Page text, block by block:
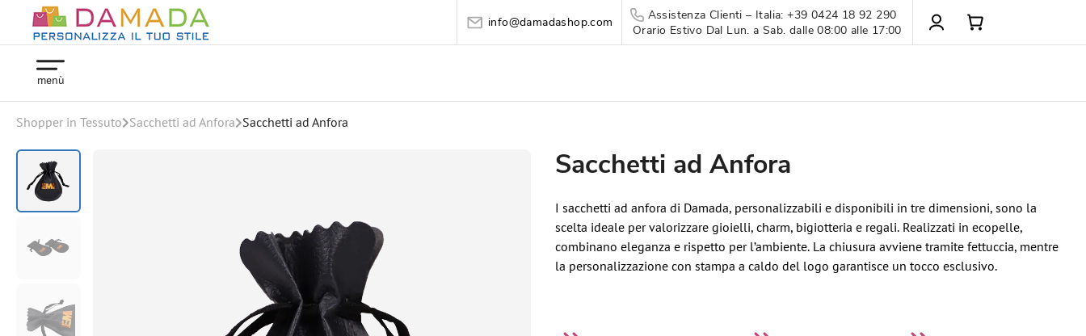
info@damadashop.com
Assistenza Clienti – Italia: +39 0424 18 92 290
Orario Estivo Dal Lun. a Sab. dalle 08:00 alle 17:00
menù
Shopper in Tessuto Sacchetti ad Anfora Sacchetti ad Anfora
Sacchetti ad Anfora
I sacchetti ad anfora di Damada, personalizzabili e disponibili in tre dimensioni, sono la
scelta ideale per valorizzare gioielli, charm, bigiotteria e regali. Realizzati in ecopelle,
combinano eleganza e rispetto per l’ambiente. La chiusura avviene tramite fettuccia, mentre
la personalizzazione con stampa a caldo del logo garantisce un tocco esclusivo.